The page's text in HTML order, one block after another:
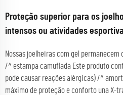
Proteção superior para os
intensos ou atividades
Nossas joelheiras com gel
/^ estampa camuflada Este produto
pode causar reações alérgicas) /^
máximo de proteção e conforto una X-